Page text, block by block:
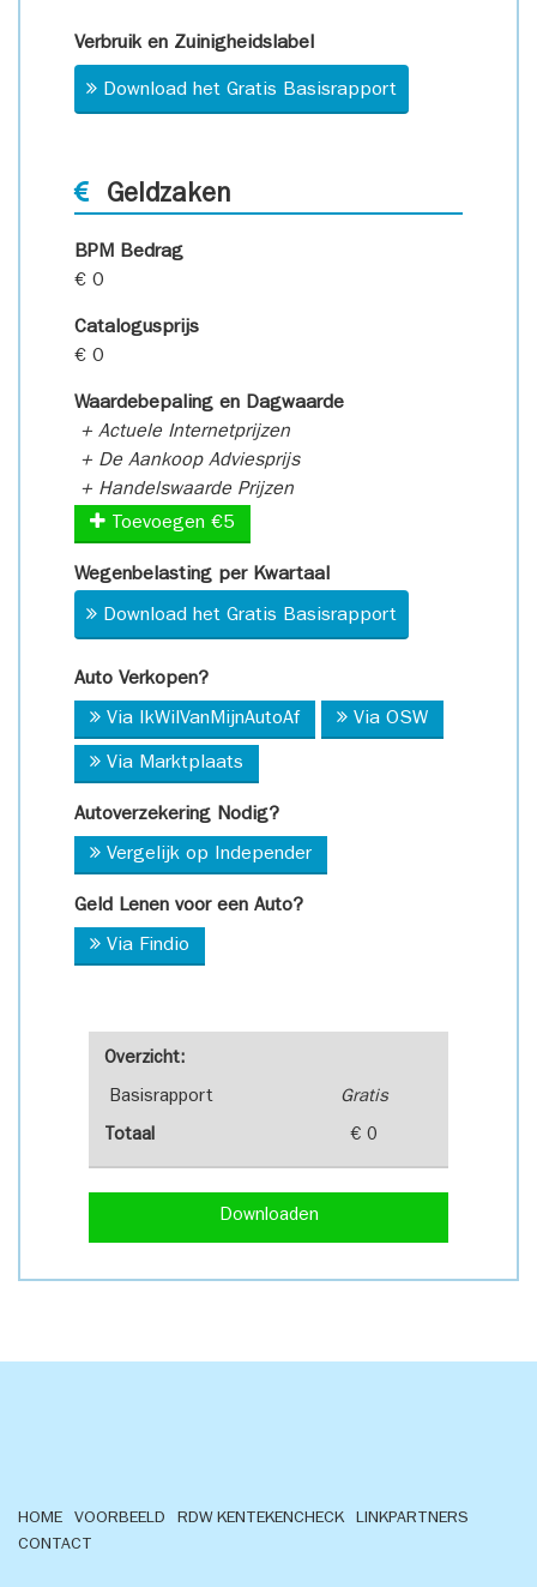
Overzicht:
Basisrapport Gratis
Totaal € 0
Downloaden
Verbruik en Zuinigheidslabel
Download het Gratis Basisrapport
Geldzaken
BPM Bedrag
€ 0
Catalogusprijs
€ 0
Waardebepaling en Dagwaarde
+ Actuele Internetprijzen
+ De Aankoop Adviesprijs
+ Handelswaarde Prijzen
Toevoegen €5
Wegenbelasting per Kwartaal
Download het Gratis Basisrapport
Auto Verkopen?
Via IkWilVanMijnAutoAf Via OSW
Via Marktplaats
Autoverzekering Nodig?
Vergelijk op Independer
Geld Lenen voor een Auto?
Via Findio
HOME VOORBEELD RDW KENTEKENCHECK
LINKPARTNERS
CONTACT